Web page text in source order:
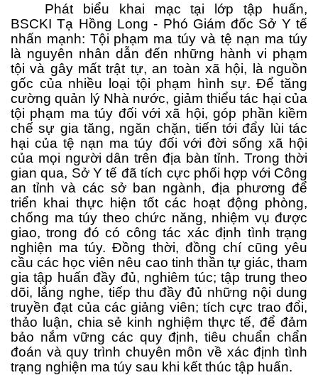
Phát biểu khai mạc tại lớp tập huấn,
BSCKI Tạ Hồng Long - Phó Giám đốc Sở Y tế
nhấn mạnh: Tội phạm ma túy và tệ nạn ma túy
là nguyên nhân dẫn đến những hành vi phạm
tội và gây mất trật tự, an toàn xã hội, là nguồn
gốc của nhiều loại tội phạm hình sự. Để tăng
cường quản lý Nhà nước, giảm thiểu tác hại của
tội phạm ma túy đối với xã hội, góp phần kiềm
chế sự gia tăng, ngăn chặn, tiến tới đẩy lùi tác
hại của tệ nạn ma túy đối với đời sống xã hội
của mọi người dân trên địa bàn tỉnh. Trong thời
gian qua, Sở Y tế đã tích cực phối hợp với Công
an tỉnh và các sở ban ngành, địa phương để
triển khai thực hiện tốt các hoạt động phòng,
chống ma túy theo chức năng, nhiệm vụ được
giao, trong đó có công tác xác định tình trạng
nghiện ma túy. Đồng thời, đồng chí cũng yêu
cầu các học viên nêu cao tinh thần tự giác, tham
gia tập huấn đầy đủ, nghiêm túc; tập trung theo
dõi, lắng nghe, tiếp thu đầy đủ những nội dung
truyền đạt của các giảng viên; tích cực trao đổi,
thảo luận, chia sẻ kinh nghiệm thực tế, để đảm
bảo nắm vững các quy định, tiêu chuẩn chẩn
đoán và quy trình chuyên môn về xác định tình
trạng nghiện ma túy sau khi kết thúc tập huấn.